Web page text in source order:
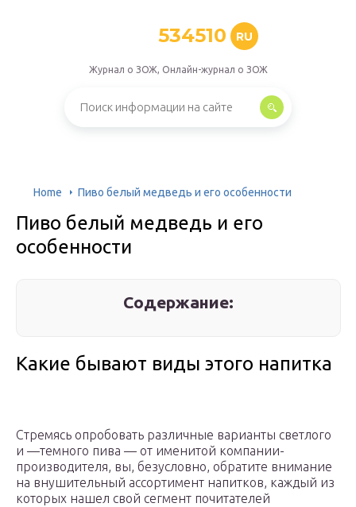
534510 RU
Журнал о ЗОЖ, Онлайн-журнал о ЗОЖ
Home Пиво белый медведь и его особенности
Пиво белый медведь и его
особенности
Содержание:
Какие бывают виды этого напитка
Стремясь опробовать различные варианты светлого
и —темного пива — от именитой компании-
производителя, вы, безусловно, обратите внимание
на внушительный ассортимент напитков, каждый из
которых нашел свой сегмент почитателей